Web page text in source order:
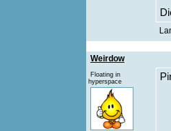
Weirdow
Floating in
hyperspace